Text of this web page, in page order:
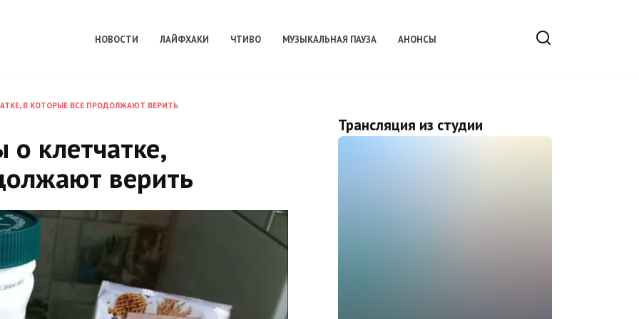
НОВОСТИ ЛАЙФХАКИ ЧТИВО МУЗЫКАЛЬНАЯ ПАУЗА АНОНСЫ
В КОТОРЫЕ ВСЕ ПРОДОЛЖАЮТ ВЕРИТЬ
клетчатке,
верить
Трансляция из студии